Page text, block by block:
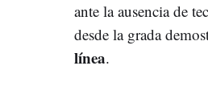
ante la ausencia de
desde la grada
línea.